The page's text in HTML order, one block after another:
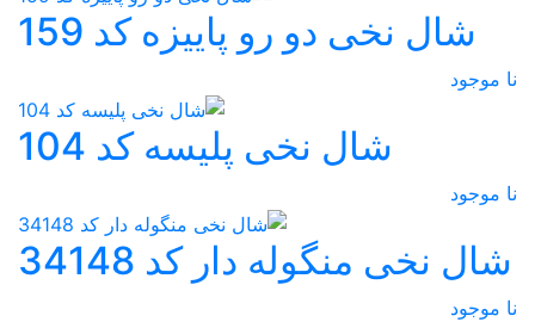
شال نخی دو رو پاییزه کد 159
نا موجود
شال نخی پلیسه کد 104
نا موجود
شال نخی منگوله دار کد 34148
نا موجود